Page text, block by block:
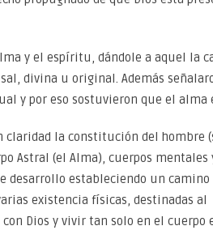
y el espíritu, dándole a aquel la
divina u original. Además
y por eso sostuvieron que el alma
claridad la constitución del hombre
Astral (el Alma), cuerpos mentales
estableciendo un camino
existencia físicas, destinadas al
Dios y vivir tan solo en el cuerpo